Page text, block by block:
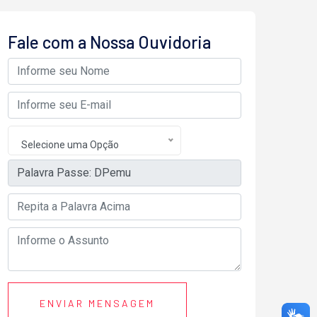
Fale com a Nossa Ouvidoria
Selecione uma Opção
ENVIAR MENSAGEM